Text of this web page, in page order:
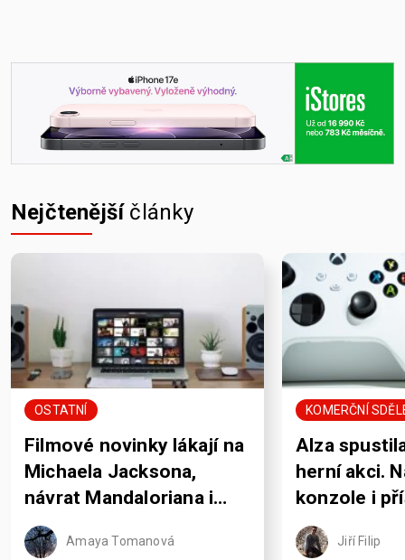
Nejčtenějšíčlánky
OSTATNÍ
Filmové novinky lákají na
Michaela Jacksona,
návrat Mandaloriana i
pořádně krvavou Jane
Austenovou
Amaya Tomanová
KOMERČNÍ
Alza
herní akci.
konzole i
rozdává
Jiří Filip